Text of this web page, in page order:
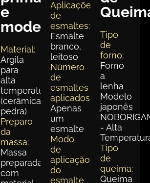
e
modelagem
Material:
Argila
para
alta
temperatura
(cerâmica
pedra)
Preparo
da
massa:
Massa
preparada
com
Aplicações
de
esmaltes:
Esmalte
branco,
leitoso
Número
de
esmaltes
aplicados:
Apenas
um
esmalte
Modo
de
aplicação
do
esmalte
Tipo
de
forno:
Forno
a
lenha
Modelo
japonês
- Alta
Tipo
de
queima:
Queima